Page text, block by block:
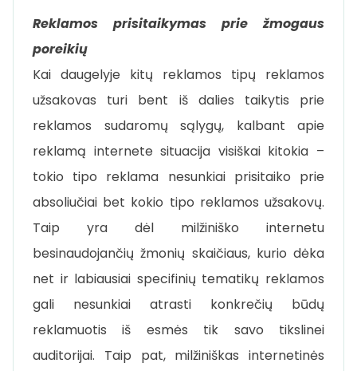
Reklamos prisitaikymas prie žmogaus
poreikių
Kai daugelyje kitų reklamos tipų reklamos
užsakovas turi bent iš dalies taikytis prie
reklamos sudaromų sąlygų, kalbant apie
reklamą internete situacija visiškai kitokia –
tokio tipo reklama nesunkiai prisitaiko prie
absoliučiai bet kokio tipo reklamos užsakovų.
Taip yra dėl milžiniško internetu
besinaudojančių žmonių skaičiaus, kurio dėka
net ir labiausiai specifinių tematikų reklamos
gali nesunkiai atrasti konkrečių būdų
reklamuotis iš esmės tik savo tikslinei
auditorijai. Taip pat, milžiniškas internetinės